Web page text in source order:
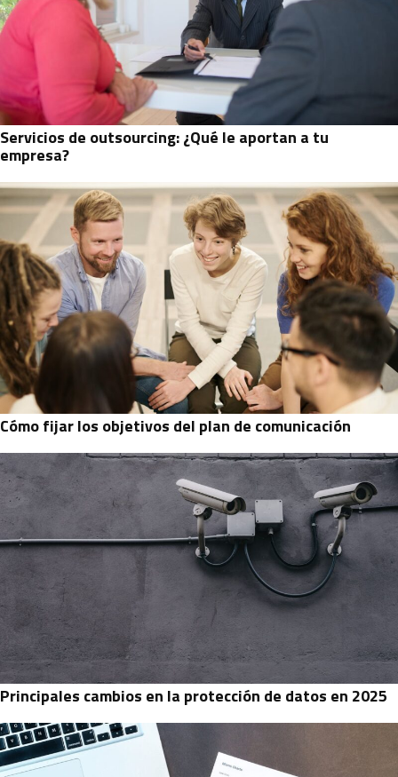
Servicios de outsourcing: ¿Qué le aportan a tu
empresa?
Cómo fijar los objetivos del plan de comunicación
Principales cambios en la protección de datos en 2025